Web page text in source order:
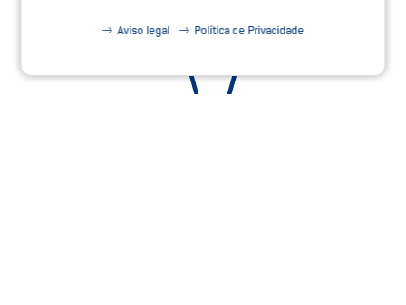
Aviso legal Política de Privacidade